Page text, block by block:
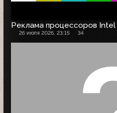
Реклама процессоров
26 июля 2026, 23:15 34